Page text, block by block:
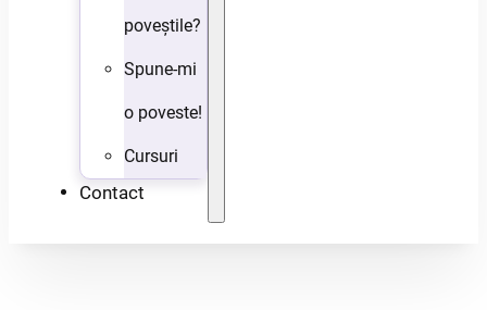
poveștile?
Spune-mi
o poveste!
Cursuri
Contact